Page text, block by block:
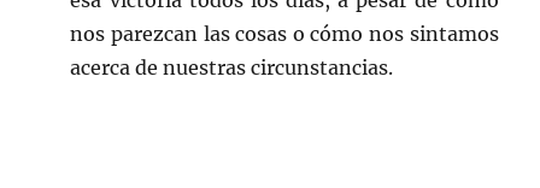
nos parezcan las cosas o cómo nos sintamos
acerca de nuestras circunstancias.